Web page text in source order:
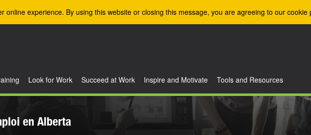
online experience. By using this website or closing this message, you are agreeing to our cookie
Look for Work Succeed at Work Inspire and Motivate Tools and Resources
en Alberta